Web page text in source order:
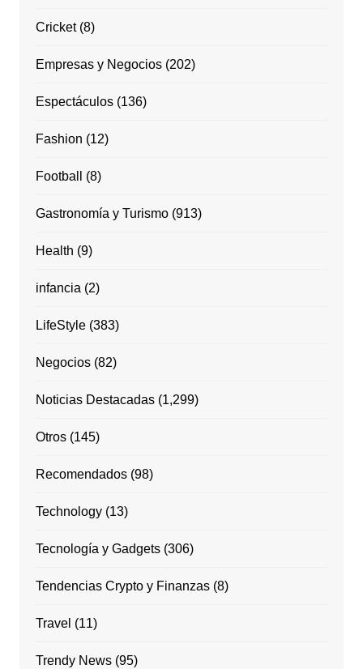
Cricket(8)
Empresas y Negocios(202)
Espectáculos(136)
Fashion (12)
Football (8)
Gastronomía y Turismo(913)
Health (9)
infancia (2)
LifeStyle(383)
Negocios(82)
Noticias Destacadas(1,299)
Otros(145)
Recomendados(98)
Technology(13)
Tecnología y Gadgets(306)
Tendencias Crypto y Finanzas(8)
Travel (11)
Trendy News(95)